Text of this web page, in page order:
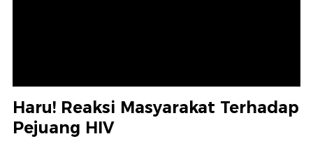
Haru! Reaksi Masyarakat Terhadap
Pejuang HIV